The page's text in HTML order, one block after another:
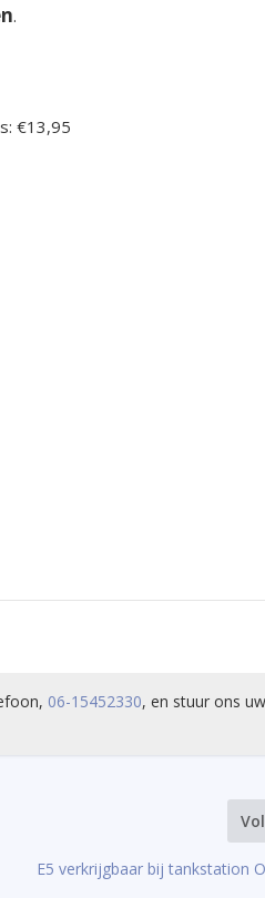
.
€13,95
06-15452330, en stuur ons
E5 verkrijgbaar bij tankstation